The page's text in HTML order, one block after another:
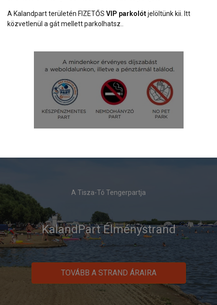
A Kalandpart területén FIZETŐS VIP parkolótjelöltünk kii. Itt
közvetlenül a gát mellett parkolhatsz..
A Tisza-Tó Tengerpartja
KalandPart Élménystrand
TOVÁBB A STRAND ÁRAIRA